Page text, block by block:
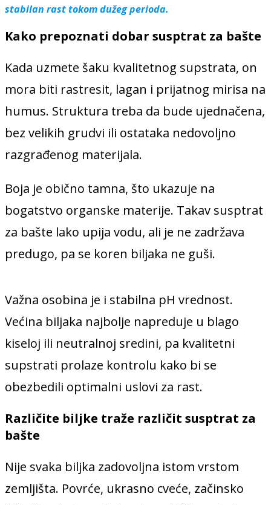
stabilan rast tokom dužeg perioda.
Kako prepoznati dobar susptrat za bašte
Kada uzmete šaku kvalitetnog supstrata, on
mora biti rastresit, lagan i prijatnog mirisa na
humus. Struktura treba da bude ujednačena,
bez velikih grudvi ili ostataka nedovoljno
razgrađenog materijala.
Boja je obično tamna, što ukazuje na
bogatstvo organske materije. Takav susptrat
za bašte lako upija vodu, ali je ne zadržava
predugo, pa se koren biljaka ne guši.
Važna osobina je i stabilna pH vrednost.
Većina biljaka najbolje napreduje u blago
kiseloj ili neutralnoj sredini, pa kvalitetni
supstrati prolaze kontrolu kako bi se
obezbedili optimalni uslovi za rast.
Različite biljke traže različit susptrat za
bašte
Nije svaka biljka zadovoljna istom vrstom
zemljišta. Povrće, ukrasno cveće, začinsko